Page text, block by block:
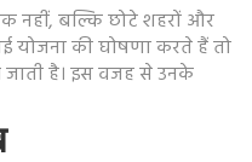
नहीं, बल्कि छोटे शहरों और
योजना की घोषणा करते हैं तो
जाती है। इस वजह से उनके